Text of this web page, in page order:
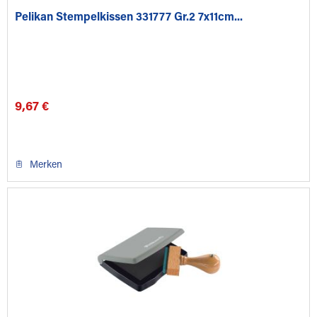
Pelikan Stempelkissen 331777 Gr.2 7x11cm...
9,67 €
Merken